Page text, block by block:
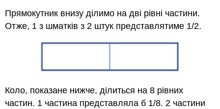
Прямокутник внизу ділимо на дві рівні частини.
Отже, 1 з шматків з 2 штук представлятиме 1/2.
Коло, показане нижче, ділиться на 8 рівних
частин. 1 частина представляла б 1/8. 2 частини